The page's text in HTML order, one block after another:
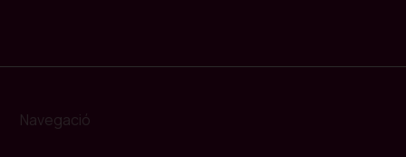
Navegació